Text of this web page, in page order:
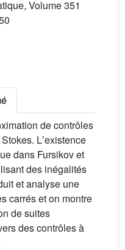
Volume 351
de contrôles
Lʼexistence
dans Fursikov et
des inégalités
et analyse une
carrés et on montre
de suites
des contrôles à